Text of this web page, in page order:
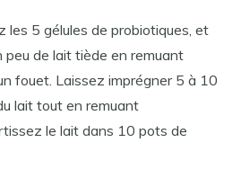
les 5 gélules de probiotiques, et
de lait tiède en remuant
fouet. Laissez imprégner 5 à 10
lait tout en remuant
le lait dans 10 pots de